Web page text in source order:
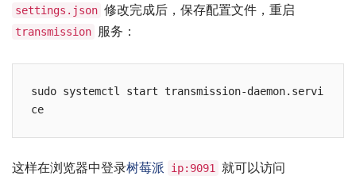
settings.json 修改完成后，保存配置文件，重启
transmission 服务：
sudo systemctl start transmission-daemon.servi
这样在浏览器中登录树莓派 ip:9091 就可以访问